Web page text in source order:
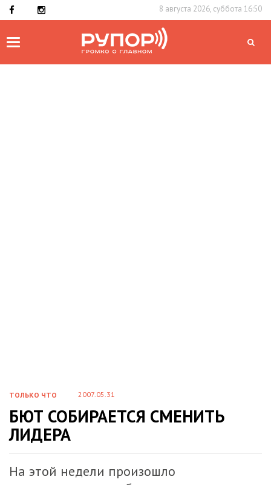
8 августа 2026, суббота 16:50
Toggle
ТОЛЬКО ЧТО 2007.05.31
БЮТ СОБИРАЕТСЯ СМЕНИТЬ
ЛИДЕРА
На этой недели произошло